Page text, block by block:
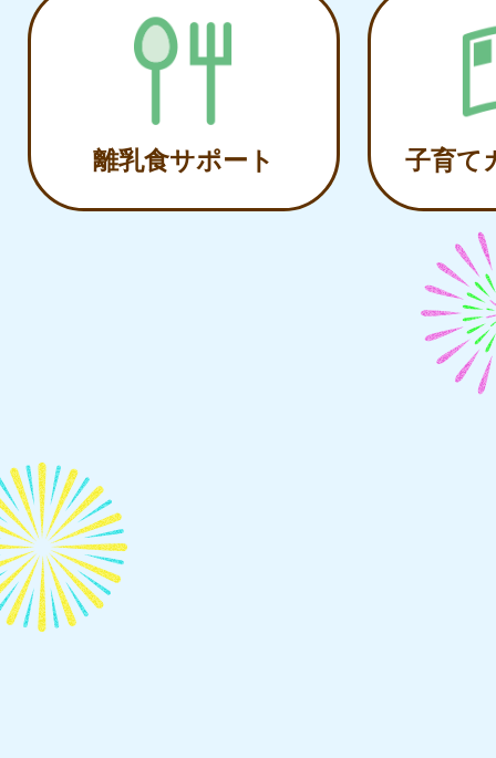
離乳食サポート 子育て